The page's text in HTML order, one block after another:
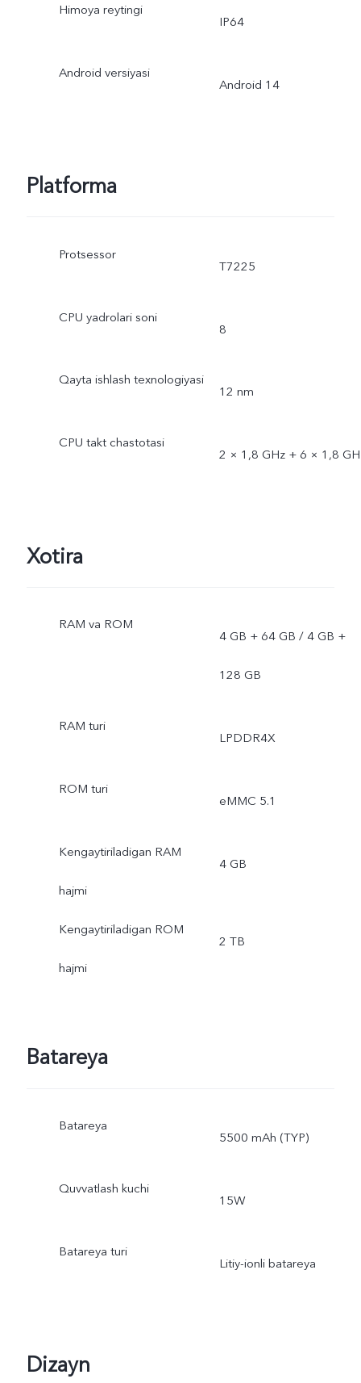
Himoya reytingi
IP64
Android versiyasi
Android 14
Platforma
Protsessor
T7225
CPU yadrolari soni
8
Qayta ishlash texnologiyasi
12 nm
CPU takt chastotasi
2 × 1,8 GHz + 6 × 1,8
Xotira
RAM va ROM
4 GB + 64 GB / 4 GB +
128 GB
RAM turi
LPDDR4X
ROM turi
eMMC 5.1
Kengaytiriladigan RAM
hajmi
4 GB
Kengaytiriladigan ROM
hajmi
2 TB
Batareya
Batareya
5500 mAh (TYP)
Quvvatlash kuchi
15W
Batareya turi
Litiy-ionli batareya
Dizayn